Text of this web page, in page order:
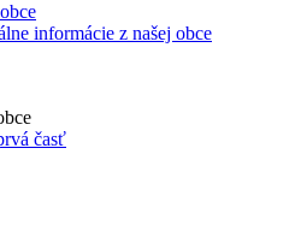
informácie z našej obce
časť